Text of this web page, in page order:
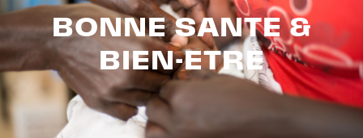
BONNE SANTE &
BIEN-ETRE